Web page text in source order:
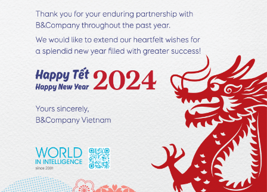
订阅新闻通讯